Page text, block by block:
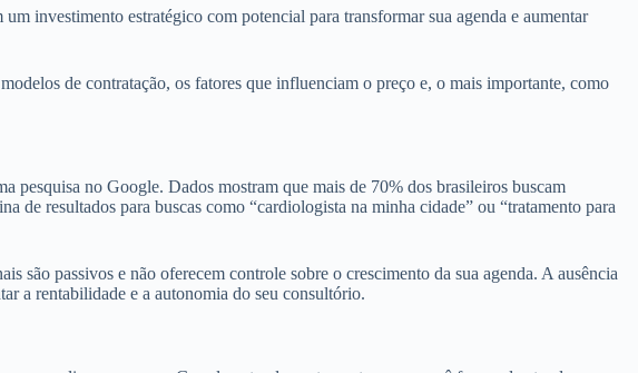
investimento estratégico com potencial para transformar sua agenda e aumentar
de contratação, os fatores que influenciam o preço e, o mais importante, como
pesquisa no Google. Dados mostram que mais de 70% dos brasileiros buscam
de resultados para buscas como “cardiologista na minha cidade” ou “tratamento para
são passivos e não oferecem controle sobre o crescimento da sua agenda. A ausência
a rentabilidade e a autonomia do seu consultório.